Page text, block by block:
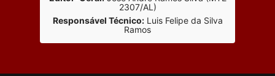
2307/AL)
Responsável Técnico:Luis Felipe da Silva
Ramos